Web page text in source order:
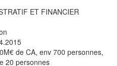
ET FINANCIER
de CA, env 700 personnes,
20 personnes